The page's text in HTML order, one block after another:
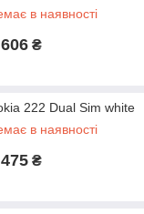
в наявності
₴
222 Dual Sim white
в наявності
₴